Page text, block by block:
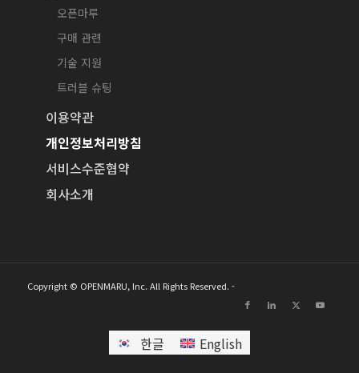
오픈마루
구매 관련
기술 지원
트러블 슈팅
이용약관
개인정보처리방침
서비스수준협약
회사소개
Copyright © OPENMARU, Inc. All Rights Reserved. -
한글 English